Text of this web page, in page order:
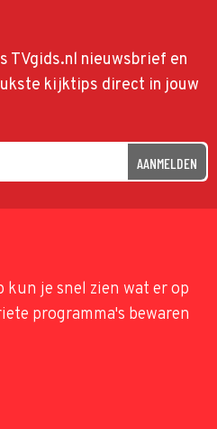
TVgids.nl nieuwsbrief en
kijktips direct in jouw
AANMELDEN
kun je snel zien wat er op
programma's bewaren